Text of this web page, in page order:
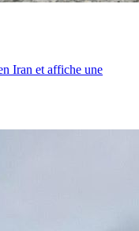
Iran et affiche une